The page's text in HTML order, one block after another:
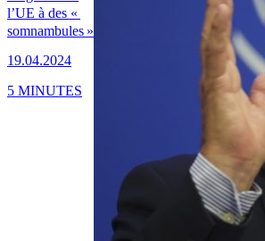
l’UE à des «
somnambules »
19.04.2024
5 MINUTES